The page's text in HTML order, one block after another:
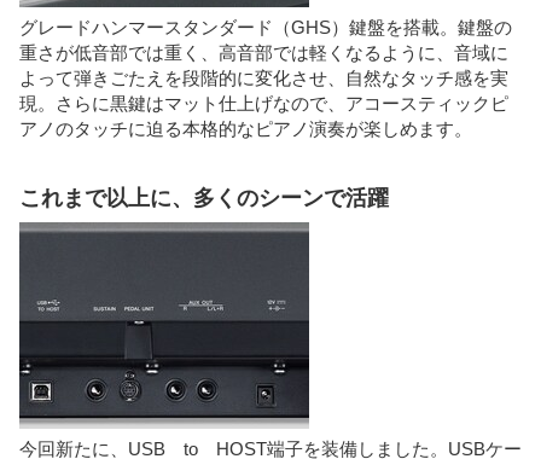
グレードハンマースタンダード（GHS）鍵盤を搭載。鍵盤の
重さが低音部では重く、高音部では軽くなるように、音域に
よって弾きごたえを段階的に変化させ、自然なタッチ感を実
現。さらに黒鍵はマット仕上げなので、アコースティックピ
アノのタッチに迫る本格的なピアノ演奏が楽しめます。
これまで以上に、多くのシーンで活躍
今回新たに、USB to HOST端子を装備しました。USBケー